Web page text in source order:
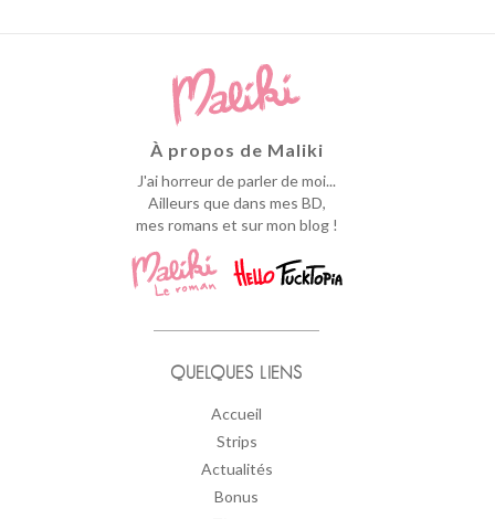
À propos de Maliki
J'ai horreur de parler de moi...
Ailleurs que dans mes BD,
mes romans et sur mon blog !
QUELQUES LIENS
Accueil
Strips
Actualités
Bonus